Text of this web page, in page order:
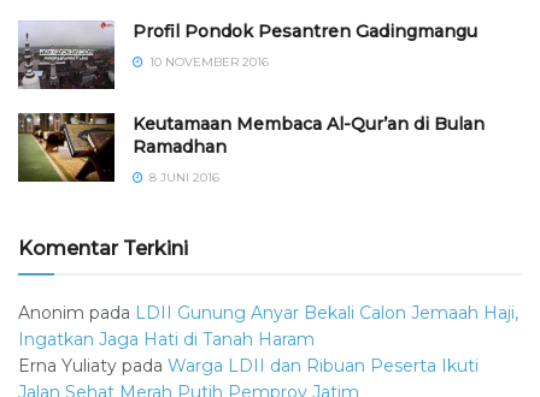
⁠⁠⁠Profil Pondok Pesantren Gadingmangu
10 NOVEMBER 2016
Keutamaan Membaca Al-Qur’an di Bulan
Ramadhan
8 JUNI 2016
Komentar Terkini
Anonim pada LDII Gunung Anyar Bekali Calon Jemaah Haji,
Ingatkan Jaga Hati di Tanah Haram
Erna Yuliaty pada Warga LDII dan Ribuan Peserta Ikuti
Jalan Sehat Merah Putih Pemprov Jatim